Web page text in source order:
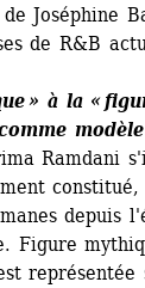
Joséphine
de R&B
» à la «
Ramdani
depuis
Figure
représentée